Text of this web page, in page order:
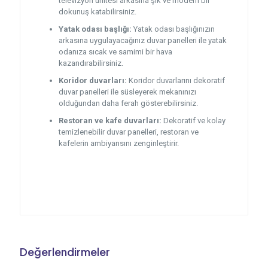
dokunuş katabilirsiniz.
Yatak odası başlığı: Yatak odası başlığınızın
arkasına uygulayacağınız duvar panelleri ile yatak
odanıza sıcak ve samimi bir hava
kazandırabilirsiniz.
Koridor duvarları: Koridor duvarlarını dekoratif
duvar panelleri ile süsleyerek mekanınızı
olduğundan daha ferah gösterebilirsiniz.
Restoran ve kafe duvarları: Dekoratif ve kolay
temizlenebilir duvar panelleri, restoran ve
kafelerin ambiyansını zenginleştirir.
Değerlendirmeler